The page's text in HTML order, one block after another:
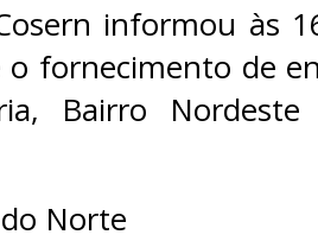
informou às
o fornecimento de
Bairro
Norte